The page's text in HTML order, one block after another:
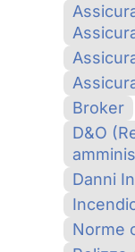
Broker
D&O
Danni
Norme